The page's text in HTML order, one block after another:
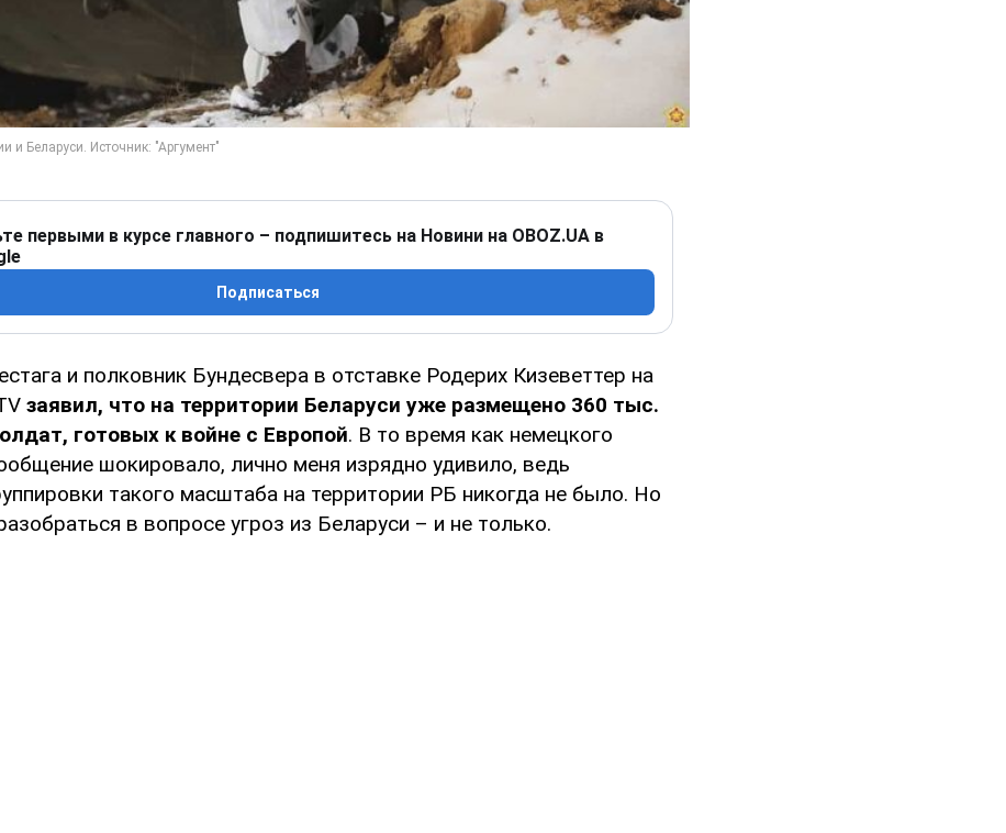
первыми в курсе главного – подпишитесь на Новини на OBOZ.UA в
Подписаться
и полковник Бундесвера в отставке Родерих Кизеветтер на
заявил, что на территории Беларуси уже размещено 360 тыс.
готовых к войне с Европой. В то время как немецкого
шокировало, лично меня изрядно удивило, ведь
такого масштаба на территории РБ никогда не было. Но
в вопросе угроз из Беларуси – и не только.